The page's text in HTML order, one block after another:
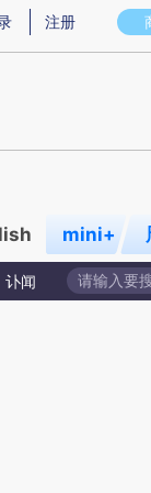
意图存在偏差。不
注册
mini+
讣闻